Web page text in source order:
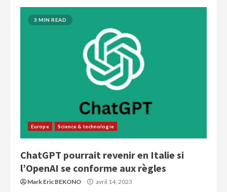
3 MIN READ
Europe Science & technologie
ChatGPT pourrait revenir en Italie si
l’OpenAI se conforme aux règles
Mark Eric BEKONO avril 14, 2023